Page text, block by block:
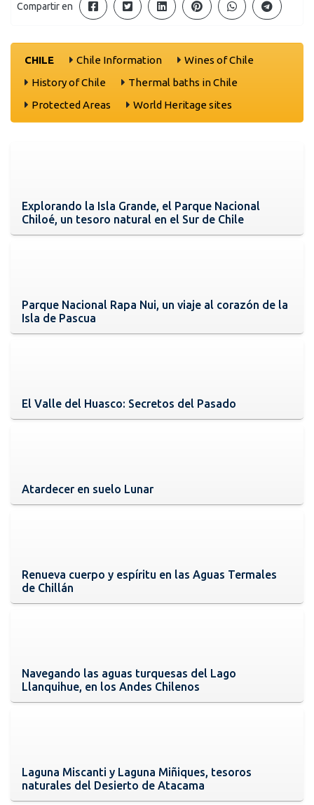
Compartir en
CHILE Chile Information
Wines of Chile
History of Chile
Thermal baths in Chile
Protected Areas
World Heritage sites
Explorando la Isla Grande, el Parque Nacional
Chiloé, un tesoro natural en el Sur de Chile
Parque Nacional Rapa Nui, un viaje al corazón de la
Isla de Pascua
El Valle del Huasco: Secretos del Pasado
Atardecer en suelo Lunar
Renueva cuerpo y espíritu en las Aguas Termales
de Chillán
Navegando las aguas turquesas del Lago
Llanquihue, en los Andes Chilenos
Laguna Miscanti y Laguna Miñiques, tesoros
naturales del Desierto de Atacama